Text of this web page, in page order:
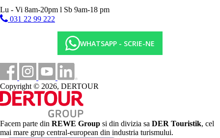
Bauturi alcoolice si nealcoolice alese de productie locala
(11.00-23.00)
Site-ul oficial al hotelului
http://tsilivi-beach-hotel.gr/
Internet
Gratuit : Wifi in zona hotelului
Categorie oficiala
4 stele
Taxa turistica
Incepand cu 2025, in Grecia exista obligatia de a plati taxa
climatica in functie de categoria de hotel. Taxa nu este inclusa in
Lu - Vi 8am-20pm l Sb 9am-18 pm
031 22 99 222
WHATSAPP - SCRIE-NE
Copyright © 2026, DERTOUR
Facem parte din REWE Group si din divizia sa DER Touristik, cel
mai mare grup central-european din industria turismului.